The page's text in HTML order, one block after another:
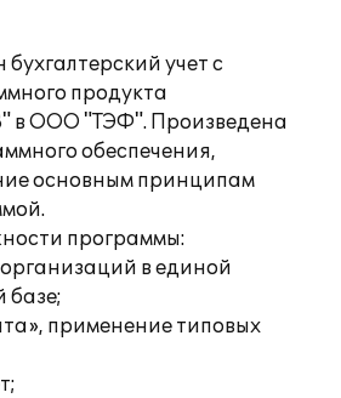
учет с
продукта
в ООО "ТЭФ". Произведена
обеспечения,
основным принципам
программы:
организаций в единой
применение типовых